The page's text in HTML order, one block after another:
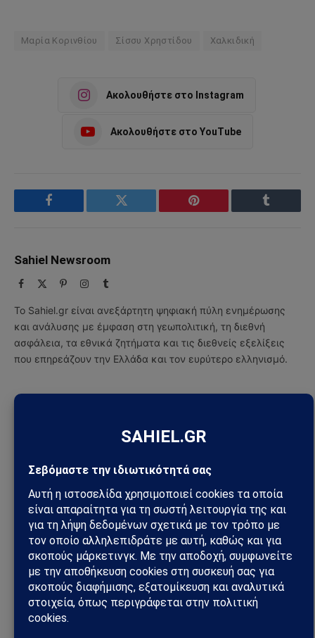
Μαρία Κορινθίου Σίσσυ Χρηστίδου Χαλκιδική
Ακολουθήστε στο Instagram
Ακολουθήστε στο YouTube
Facebook Twitter Pinterest Tumblr
Sahiel Newsroom
Facebook PinterestInstagram
Tumblr
Το Sahiel.gr είναι ανεξάρτητη ψηφιακή πύλη ενημέρωσης
και ανάλυσης με έμφαση στη γεωπολιτική, τη διεθνή
ασφάλεια, τα εθνικά ζητήματα και τις διεθνείς εξελίξεις
που επηρεάζουν την Ελλάδα και τον ευρύτερο ελληνισμό.